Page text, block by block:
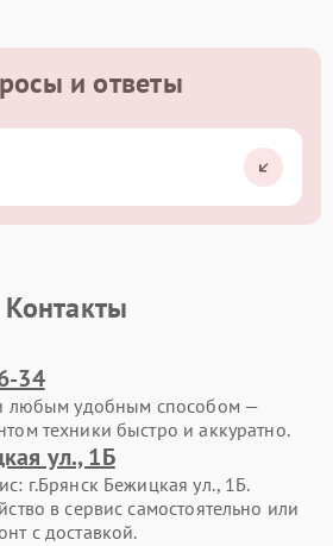
и ответы
Контакты
34
любым удобным способом —
техники быстро и аккуратно.
ул., 1Б
г.Брянск Бежицкая ул., 1Б.
в сервис самостоятельно или
с доставкой.